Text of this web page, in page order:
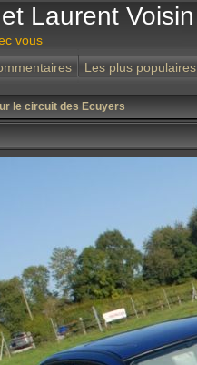
Laurent Voisin
vous
Les plus populaires
le circuit des Ecuyers